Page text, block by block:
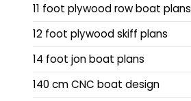
11 foot plywood row boat plans
12 foot plywood skiff plans
14 foot jon boat plans
140 cm CNC boat design